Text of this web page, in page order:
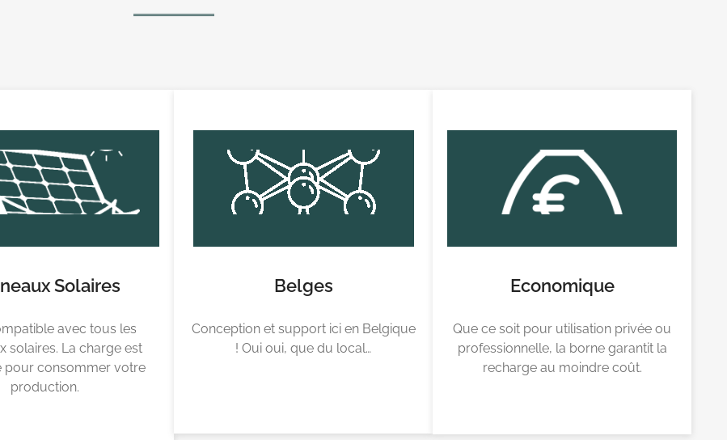
Solaires
avec tous les
solaires. La charge est
pour consommer votre
production.
Belges
Conception et support ici en Belgique
! Oui oui, que du local…
Economique
Que ce soit pour utilisation privée ou
professionnelle, la borne garantit la
recharge au moindre coût.